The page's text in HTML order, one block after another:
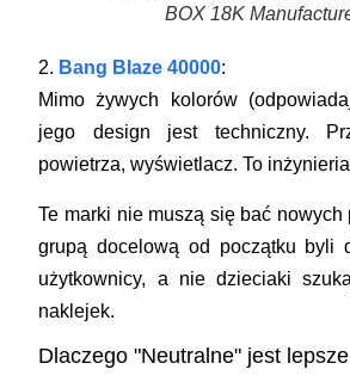
BOX 18K
2. Bang Blaze 40000:
Mimo żywych kolorów
jego design jest techniczny.
powietrza, wyświetlacz. To
Te marki nie muszą się bać nowych
grupą docelową od początku byli
użytkownicy, a nie dzieciaki
naklejek.
Dlaczego "Neutralne" jest